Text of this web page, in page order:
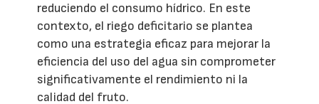
reduciendo el consumo hídrico. En este
contexto, el riego deficitario se plantea
como una estrategia eficaz para mejorar la
eficiencia del uso del agua sin comprometer
significativamente el rendimiento ni la
calidad del fruto.